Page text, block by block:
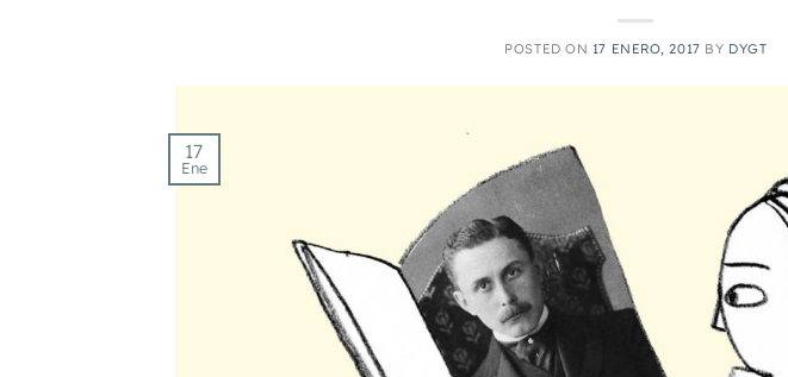
POSTED ON 17 ENERO, 2017 BY DYGT
17
Ene